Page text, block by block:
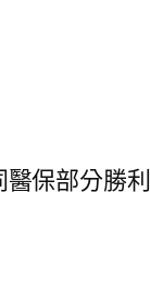
保部分勝利